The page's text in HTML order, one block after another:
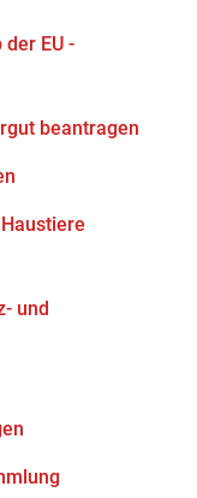
EU -
beantragen
und